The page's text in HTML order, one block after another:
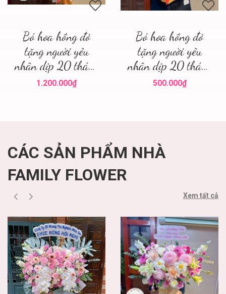
Bó hoa hồng đỏ
tặng người yêu
nhân dịp 20 tháng
10! Hoa hồng đỏ Hà
1.200.000₫
Bó hoa hồng đỏ
tặng người yêu
nhân dịp 20 tháng
500.000₫
CÁC SẢN PHẨM NHÀ
FAMILY FLOWER
Xem tất cả